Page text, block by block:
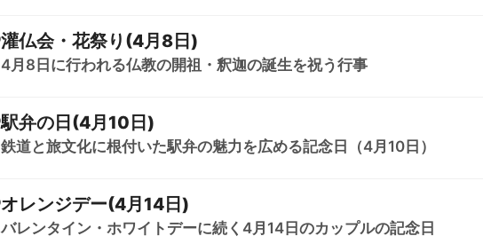
灌仏会・花祭り(4月8日)
4月8日に行われる仏教の開祖・釈迦の誕生を祝う行事
駅弁の日(4月10日)
鉄道と旅文化に根付いた駅弁の魅力を広める記念日（4月10日）
オレンジデー(4月14日)
バレンタイン・ホワイトデーに続く4月14日のカップルの記念日